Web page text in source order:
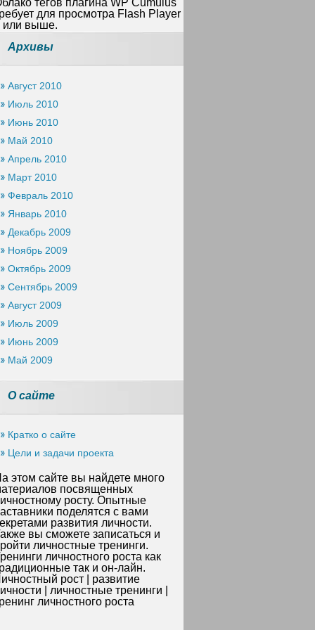
тегов плагина WP Cumulus
для просмотра Flash Player
или выше.
Архивы
Август 2010
Июль 2010
Июнь 2010
Май 2010
Апрель 2010
Март 2010
Февраль 2010
Январь 2010
Декабрь 2009
Ноябрь 2009
Октябрь 2009
Сентябрь 2009
Август 2009
Июль 2009
Июнь 2009
Май 2009
О сайте
Кратко о сайте
Цели и задачи проекта
этом сайте вы найдете много
посвященных
росту. Опытные
поделятся с вами
развития личности.
вы сможете записаться и
личностные тренинги.
личностного роста как
так и он-лайн.
рост | развитие
| личностные тренинги |
личностного роста